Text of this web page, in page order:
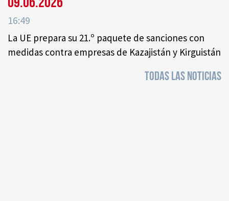
16:49
La UE prepara su 21.º paquete de sanciones con
medidas contra empresas de Kazajistán y Kirguistán
TODAS LAS NOTICIAS